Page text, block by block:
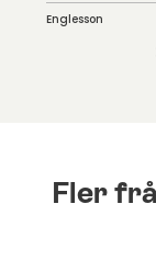
Englesson
Fler